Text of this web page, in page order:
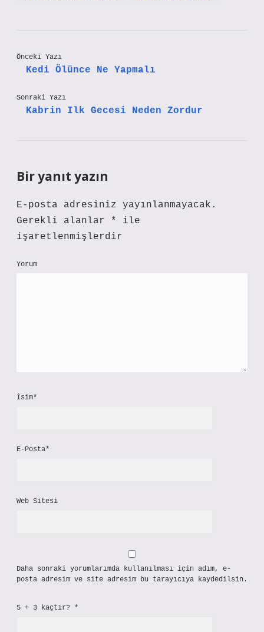
Önceki Yazı
Kedi Ölünce Ne Yapmalı
Sonraki Yazı
Kabrin Ilk Gecesi Neden Zordur
Bir yanıt yazın
E-posta adresiniz yayınlanmayacak.
Gerekli alanlar
*
ile
işaretlenmişlerdir
Yorum
İsim*
E-Posta*
Web Sitesi
Daha sonraki yorumlarımda kullanılması için adım, e-
posta adresim ve site adresim bu tarayıcıya kaydedilsin.
5 + 3 kaçtır? *